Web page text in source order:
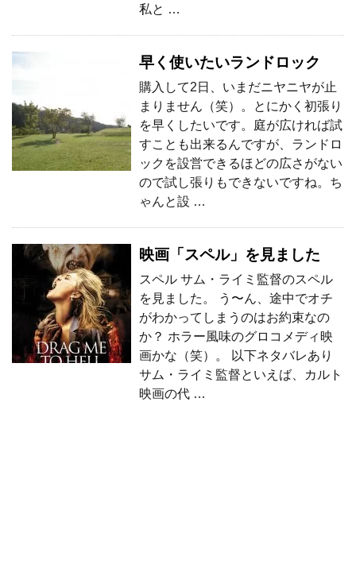
私と …
早く使いたいランドロック
購入して2日、いまだニヤニヤが止
まりません（笑）。とにかく初張り
を早くしたいです。庭が広ければ試
すことも出来るんですが、ランドロ
ックを設営できるほどの広さがない
ので試し張りもできないですね。ち
ゃんと設 …
映画「スペル」を見ました
スペル サム・ライミ監督のスペル
を見ました。 う〜ん、途中でオチ
がわかってしまうのはお約束なの
か？ ホラー風味のグロコメディ映
画かな（笑）。 以下ネタバレあり
サム・ライミ監督といえば、カルト
映画の代 …